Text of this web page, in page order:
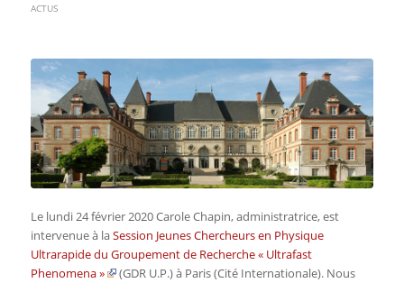
ACTUS
Le lundi 24 février 2020 Carole Chapin, administratrice, est
intervenue à laSession Jeunes Chercheurs en Physique
Ultrarapide du Groupement de Recherche « Ultrafast
Phenomena »
(GDR U.P.) à Paris (Cité Internationale). Nous